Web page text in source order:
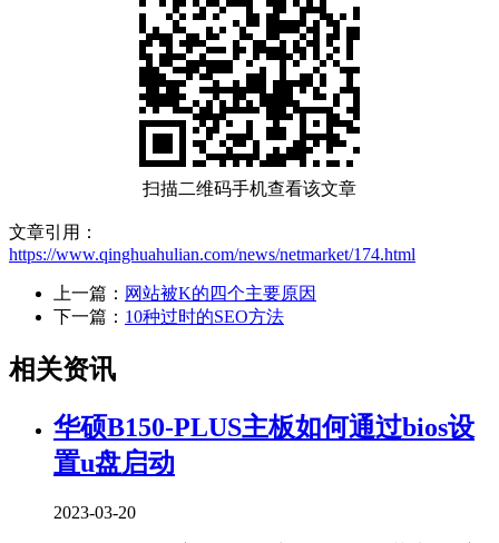
扫描二维码手机查看该文章
文章引用：
https://www.qinghuahulian.com/news/netmarket/174.html
上一篇： 网站被K的四个主要原因
下一篇： 10种过时的SEO方法
相关资讯
华硕B150-PLUS主板如何通过bios设
置u盘启动
2023-03-20